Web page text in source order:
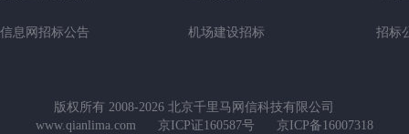
信息网招标公告 机场建设招标 招标
版权所有 2008-2026 北京千里马网信科技有限公司
www.qianlima.com
京ICP证160587号
京ICP备16007318